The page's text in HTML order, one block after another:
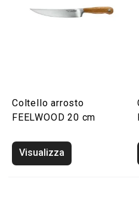
Coltello arrosto
FEELWOOD 20 cm
Visualizza